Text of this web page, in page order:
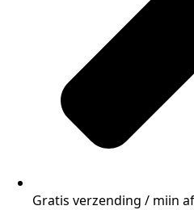
Gratis verzending / miin